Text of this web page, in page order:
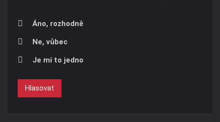
Áno, rozhodně
Ne, vůbec
Je mi to jedno
Hlasovat